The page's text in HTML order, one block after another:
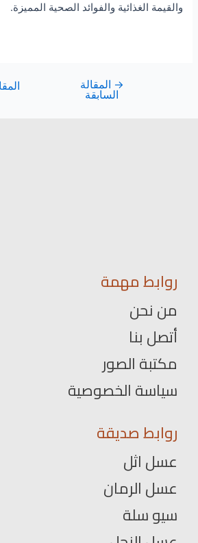
والقيمة الغذائية والفوائد الصحية المميزة.
→ المقالة
السابقة
روابط مهمة
من نحن
أتصل بنا
مكتبة الصور
سياسة الخصوصية
روابط صديقة
عسل اثل
عسل الرمان
سيو سلة